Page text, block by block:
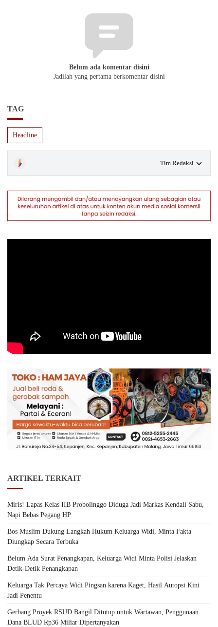
Belum ada komentar disini
Jadilah yang pertama berkomentar disini
TAG
Headline
Tim Redaksi
ARTIKEL TERKAIT
Miris! Lapas Kelas IIB Probolinggo Diduga Jadi Markas Kendali Sabu,
Napi Bebas Pegang HP
Bos Muslim Dukung Langkah Hukum Keluarga Widi, Minta Fakta
Diungkap Secara Terbuka
Belum Ada Surat Penangkapan, Keluarga Widi Minta Polisi Jelaskan
Detik-Detik Penangkapan
Keluarga Tak Percaya Widi Pingsan karena Kaget, Hasil Autopsi Kini
Jadi Penentu
Gerbang Proyek RSUD Bangil Ditutup untuk Wartawan, Penggunaan
Dana BLUD Rp36 Miliar Dipertanyakan